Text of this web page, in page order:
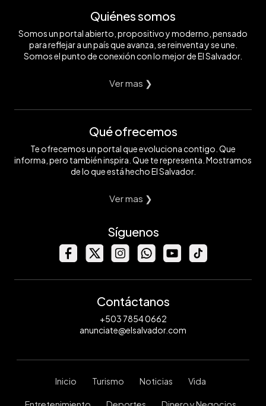
Quiénes somos
Somos un portal abierto, propositivo y moderno, pensado
para reflejar a un país que avanza, se reinventa y se une.
Somos el punto de conexión con lo mejor de El Salvador.
Ver mas ❯
Qué ofrecemos
Te ofrecemos un portal que evoluciona contigo. Que
informa, pero también inspira. Que te representa. Mostramos
de lo que está hecho El Salvador.
Ver mas ❯
Síguenos
Contáctanos
+503 7854 0662
anunciate@elsalvador.com
Inicio Turismo Noticias Vida